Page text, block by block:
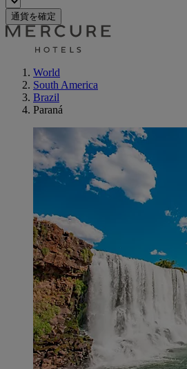
通貨を確定
World
South America
Brazil
Paraná